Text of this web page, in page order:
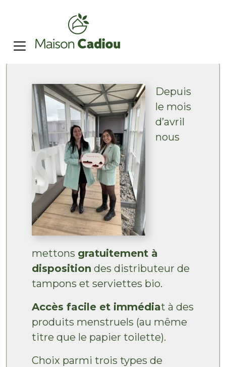
Depuis
le mois
d’avril
nous
mettons gratuitement à
disposition des distributeur de
tampons et serviettes bio.
Accès facile et immédiat à des
produits menstruels (au même
titre que le papier toilette).
Choix parmi trois types de